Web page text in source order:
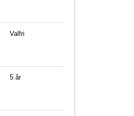
Valfri
5 år